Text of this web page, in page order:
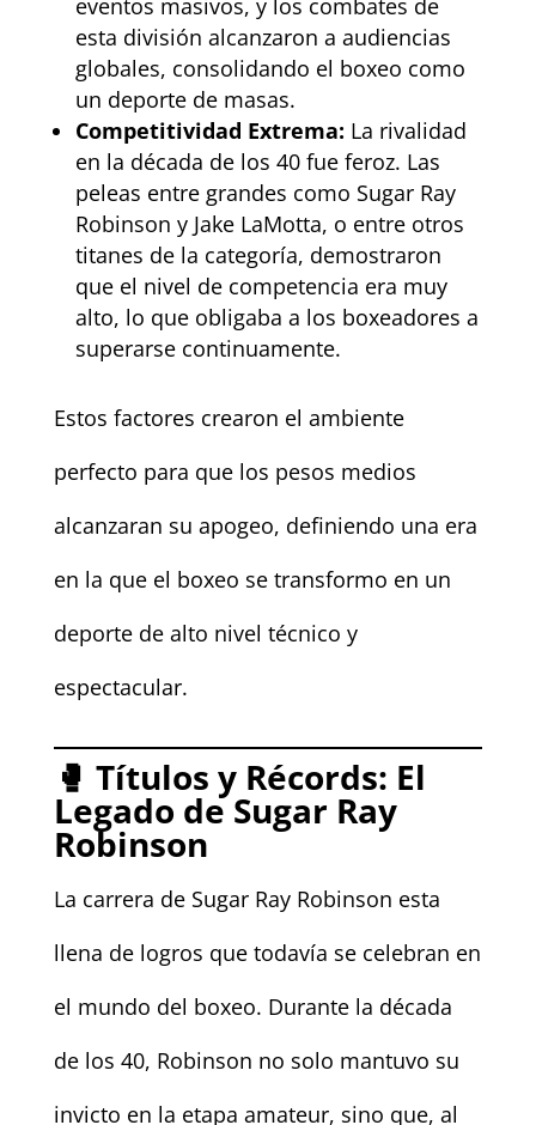
eventos masivos, y los combates de
esta división alcanzaron a audiencias
globales, consolidando el boxeo como
un deporte de masas.
Competitividad Extrema: La rivalidad
en la década de los 40 fue feroz. Las
peleas entre grandes como Sugar Ray
Robinson y Jake LaMotta, o entre otros
titanes de la categoría, demostraron
que el nivel de competencia era muy
alto, lo que obligaba a los boxeadores a
superarse continuamente.
Estos factores crearon el ambiente
perfecto para que los pesos medios
alcanzaran su apogeo, definiendo una era
en la que el boxeo se transformo en un
deporte de alto nivel técnico y
espectacular.
🥊 Títulos y Récords: El
Legado de Sugar Ray
Robinson
La carrera de Sugar Ray Robinson esta
llena de logros que todavía se celebran en
el mundo del boxeo. Durante la década
de los 40, Robinson no solo mantuvo su
invicto en la etapa amateur, sino que, al